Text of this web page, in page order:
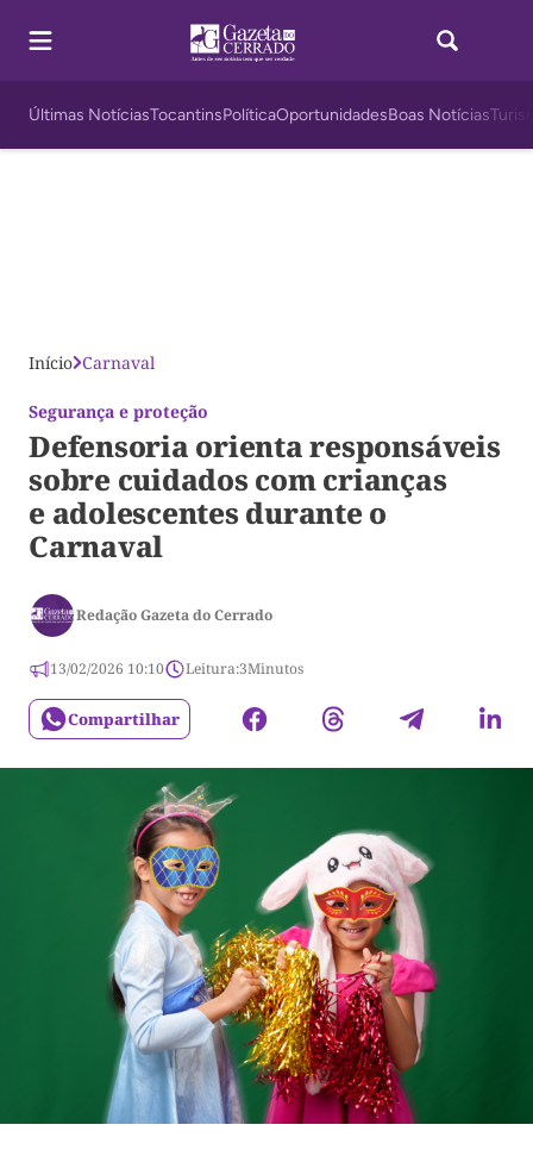
Últimas NotíciasTocantinsPolíticaOportunidadesBoas Notícias
Início Carnaval
Segurança e proteção
Defensoria orienta responsáveis
sobre cuidados com crianças
e adolescentes durante o
Carnaval
Redação Gazeta do Cerrado
13/02/2026 10:10 Leitura:3Minutos
Compartilhar